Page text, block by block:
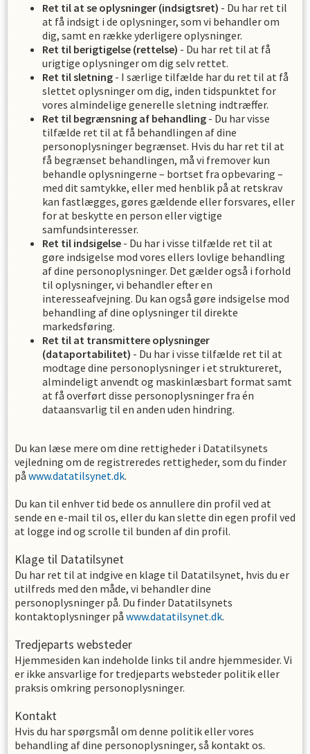
Ret til at se oplysninger (indsigtsret) - Du har ret til
at få indsigt i de oplysninger, som vi behandler om
dig, samt en række yderligere oplysninger.
Ret til berigtigelse (rettelse) - Du har ret til at få
urigtige oplysninger om dig selv rettet.
Ret til sletning - I særlige tilfælde har du ret til at få
slettet oplysninger om dig, inden tidspunktet for
vores almindelige generelle sletning indtræffer.
Ret til begrænsning af behandling - Du har visse
tilfælde ret til at få behandlingen af dine
personoplysninger begrænset. Hvis du har ret til at
få begrænset behandlingen, må vi fremover kun
behandle oplysningerne – bortset fra opbevaring –
med dit samtykke, eller med henblik på at retskrav
kan fastlægges, gøres gældende eller forsvares, eller
for at beskytte en person eller vigtige
samfundsinteresser.
Ret til indsigelse - Du har i visse tilfælde ret til at
gøre indsigelse mod vores ellers lovlige behandling
af dine personoplysninger. Det gælder også i forhold
til oplysninger, vi behandler efter en
interesseafvejning. Du kan også gøre indsigelse mod
behandling af dine oplysninger til direkte
markedsføring.
Ret til at transmittere oplysninger
(dataportabilitet) - Du har i visse tilfælde ret til at
modtage dine personoplysninger i et struktureret,
almindeligt anvendt og maskinlæsbart format samt
at få overført disse personoplysninger fra én
dataansvarlig til en anden uden hindring.
Du kan læse mere om dine rettigheder i Datatilsynets
vejledning om de registreredes rettigheder, som du finder
påwww.datatilsynet.dk.
Du kan til enhver tid bede os annullere din profil ved at
sende en e-mail til os, eller du kan slette din egen profil ved
at logge ind og scrolle til bunden af din profil.
Klage til Datatilsynet
Du har ret til at indgive en klage til Datatilsynet, hvis du er
utilfreds med den måde, vi behandler dine
personoplysninger på. Du finder Datatilsynets
kontaktoplysninger påwww.datatilsynet.dk.
Tredjeparts websteder
Hjemmesiden kan indeholde links til andre hjemmesider. Vi
er ikke ansvarlige for tredjeparts websteder politik eller
praksis omkring personoplysninger.
Kontakt
Hvis du har spørgsmål om denne politik eller vores
behandling af dine personoplysninger, så kontakt os.